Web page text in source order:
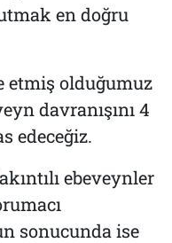
en doğru
etmiş olduğumuz
davranışını 4
edeceğiz.
ebeveynler
sonucunda ise